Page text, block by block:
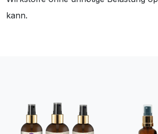
kann.